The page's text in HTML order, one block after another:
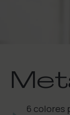
6 colores